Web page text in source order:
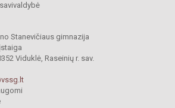
savivaldybė
Stanevičiaus gimnazija
Viduklė, Raseinių r. sav.